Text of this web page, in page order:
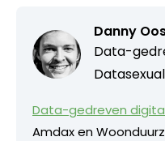
Danny
Data-
Datasexual
Data-gedreven
Amdax en